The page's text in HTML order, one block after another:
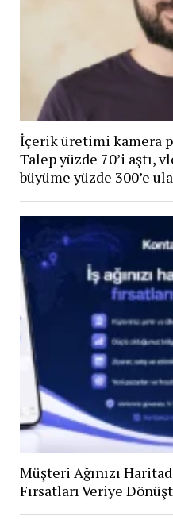
İçerik üretimi kamera
Talep yüzde 70’i aştı,
büyüme yüzde 300’e
Müşteri Ağınızı
Fırsatları Veriye